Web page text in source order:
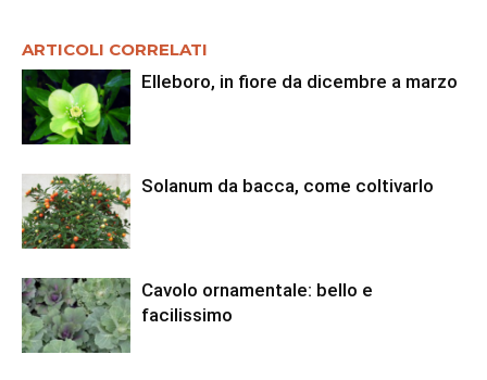
ARTICOLI CORRELATI
Elleboro, in fiore da dicembre a marzo
Solanum da bacca, come coltivarlo
Cavolo ornamentale: bello e
facilissimo